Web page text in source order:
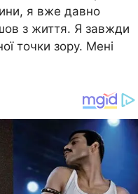
я вже давно
з життя. Я завжди
точки зору. Мені